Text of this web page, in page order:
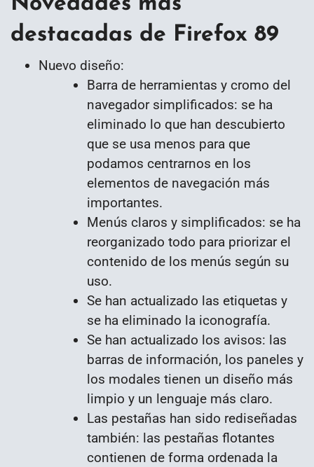
destacadas de Firefox 89
Nuevo diseño:
Barra de herramientas y cromo del
navegador simplificados: se ha
eliminado lo que han descubierto
que se usa menos para que
podamos centrarnos en los
elementos de navegación más
importantes.
Menús claros y simplificados: se ha
reorganizado todo para priorizar el
contenido de los menús según su
uso.
Se han actualizado las etiquetas y
se ha eliminado la iconografía.
Se han actualizado los avisos: las
barras de información, los paneles y
los modales tienen un diseño más
limpio y un lenguaje más claro.
Las pestañas han sido rediseñadas
también: las pestañas flotantes
contienen de forma ordenada la